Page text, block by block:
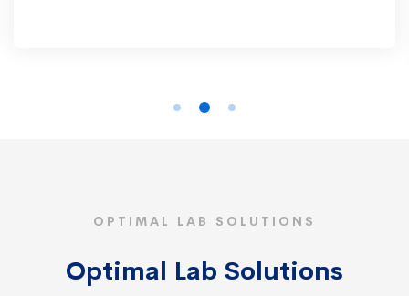
OPTIMAL LAB SOLUTIONS
Optimal Lab Solutions